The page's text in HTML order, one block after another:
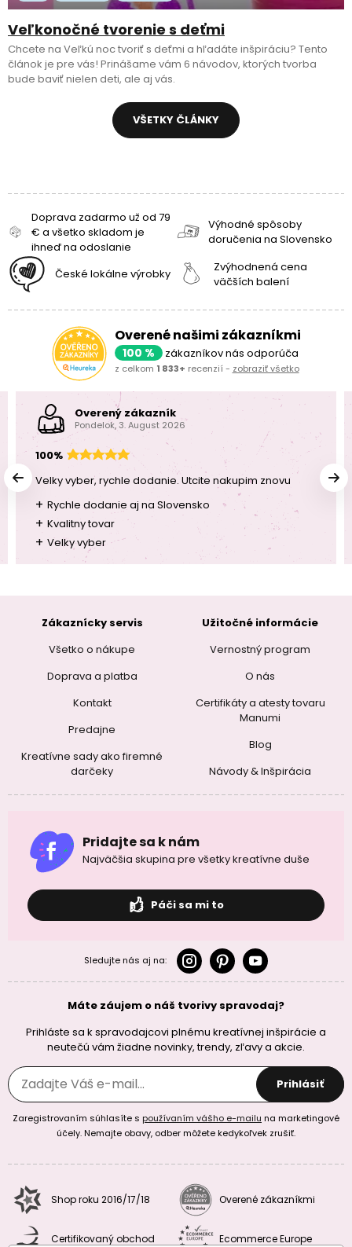
Veľkonočné tvorenie s deťmi
Chcete na Veľkú noc tvoriť s deťmi a hľadáte inšpiráciu? Tento
článok je pre vás! Prinášame vám 6 návodov, ktorých tvorba
bude baviť nielen deti, ale aj vás.
VŠETKY ČLÁNKY
Doprava zadarmo už od 79
€ a všetko skladom je
ihneď na odoslanie
Výhodné spôsoby
doručenia na Slovensko
České lokálne výrobky
Zvýhodnená cena
väčších balení
Overené našimi zákazníkmi
100 % zákazníkov nás odporúča
z celkom 1 833+ recenzií - zobraziť všetko
Overený zákazník
Pondelok, 3. August 2026
100%
Velky vyber, rychle dodanie. Utcite nakupim znovu
+ Rychle dodanie aj na Slovensko
+ Kvalitny tovar
+ Velky vyber
Zákaznícky servis
Všetko o nákupe
Doprava a platba
Kontakt
Predajne
Kreatívne sady ako firemné
darčeky
Užitočné informácie
Vernostný program
O nás
Certifikáty a atesty tovaru
Manumi
Blog
Návody & Inšpirácia
Pridajte sa k nám
Najväčšia skupina pre všetky kreatívne duše
Páči sa mi to
Sledujte nás aj na:
Máte záujem o náš tvorivy spravodaj?
Prihláste sa k spravodajcovi plnému kreatívnej inšpirácie a
neutečú vám žiadne novinky, trendy, zľavy a akcie.
Prihlásiť
Zaregistrovaním súhlasíte s používaním vášho e-mailu na marketingové
účely. Nemajte obavy, odber môžete kedykoľvek zrušiť.
Shop roku 2016/17/18 Overené zákazníkmi
Certifikovaný obchod Ecommerce Europe